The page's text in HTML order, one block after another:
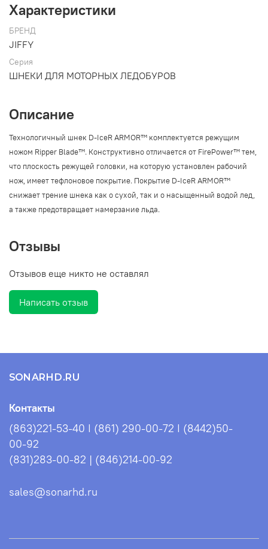
Характеристики
БРЕНД
JIFFY
Серия
ШНЕКИ ДЛЯ МОТОРНЫХ ЛЕДОБУРОВ
Описание
Технологичный шнек D-IceR ARMOR™ комплектуется режущим
ножом Ripper Blade™. Конструктивно отличается от FirePower™ тем,
что плоскость режущей головки, на которую установлен рабочий
нож, имеет тефлоновое покрытие. Покрытие D-IceR ARMOR™
снижает трение шнека как о сухой, так и о насыщенный водой лед,
а также предотвращает намерзание льда.
Отзывы
Отзывов еще никто не оставлял
Написать отзыв
SONARHD.RU
Контакты
(863)221-53-40 I (861) 290-00-72 I (8442)50-
00-92
(831)283-00-82 | (846)214-00-92
sales@sonarhd.ru